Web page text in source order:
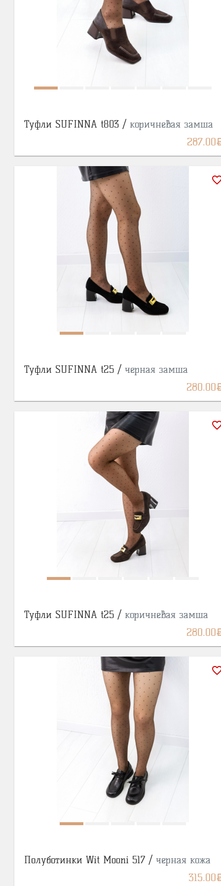
Туфли SUFINNA t803 / коричневая замша
287.00
Туфли SUFINNA t25 / черная замша
280.00
Туфли SUFINNA t25 / коричневая замша
280.00
Полуботинки Wit Mooni 517 / черная кожа
315.00